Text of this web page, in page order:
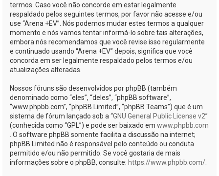
termos. Caso você não concorde em estar legalmente
respaldado pelos seguintes termos, por favor não acesse e/ou
use “Arena +EV”. Nós podemos mudar estes termos a qualquer
momento e nós vamos tentar informá-lo sobre tais alterações,
embora nós recomendamos que você revise isso regularmente
e continuado usando “Arena +EV” depois, significa que você
concorda em ser legalmente respaldado pelos termos e/ou
atualizações alteradas.
Nossos fóruns são desenvolvidos por phpBB (também
denominado como “eles”, “deles”, “phpBB software”,
“www.phpbb.com”, “phpBB Limited”, “phpBB Teams”) que é um
sistema de fórum lançado sob a “GNU General Public License v2”
(conhecida como “GPL”) e pode ser baixado em www.phpbb.com
. O software phpBB somente facilita a discussão na internet;
phpBB Limited não é responsável pelo conteúdo ou conduta
permitido e/ou não permitido. Se você gostaria de mais
informações sobre o phpBB, consulte: https://www.phpbb.com/